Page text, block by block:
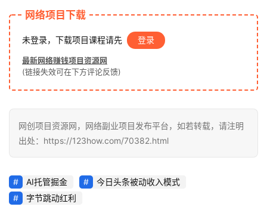
业
网
网络项目下载
未登录，下载项目课程请先 登录
最新网络赚钱项目资源网
(链接失效可在下方评论反馈)
网创项目资源网，网络副业项目发布平台，如若转载，请注明
出处：https://123how.com/70382.html
AI托管掘金
今日头条被动收入模式
字节跳动红利